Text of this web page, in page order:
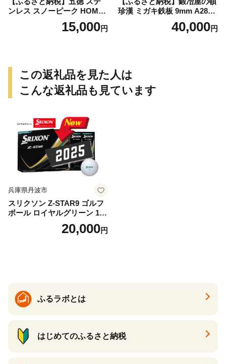
ンレス スノーピーク HOME
&CAMP バーナー専用 専用
五徳 軽量 変形しにくい ずれ
キャンプ 送料無料
15,000円
珍漢 ミガキ鉄板 9mm A280T
9 イワタニ 炉ばた大将 炙り
や 専用 キャンプ ステンレス
40,000円
この返礼品を見た人は
こんな返礼品も見ています
兵庫県丹波市
スリクソン Z-STAR9 ゴルフ
ボール ロイヤルグリーン 1ダ
ース 12球 兵庫県丹波市 ふる
20,000円
ふるラボとは
はじめてのふるさと納税